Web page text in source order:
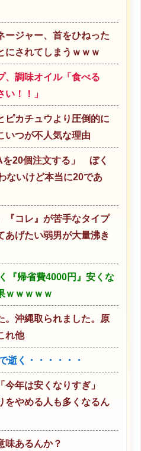
ージャー、首をひねった
にされてしまうｗｗｗ
、調味オイル「食べる
い！！」
ピカチュウより圧倒的に
つが不人気な理由
を20個注文する」 ぼく
ないけど本当に20であ
『コレ』が苦手なタイプ
げたい弱男が大量沸き
『帰省費4000円』安くな
ｗｗｗｗｗ
。沖縄取られました。原
れ他
逝く・・・・・・
今年は安くなりすぎ」
をやめる人も多くなるん
味あるんか？